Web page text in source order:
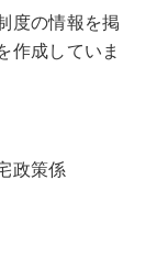
度の情報を掲
作成していま
政策係